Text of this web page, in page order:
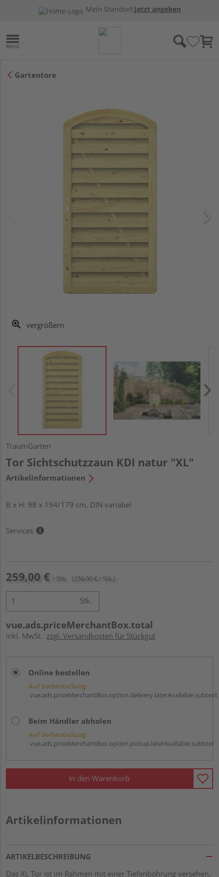
Mein Standort:Jetzt angeben
Gartentore
vergrößern
TraumGarten
Tor Sichtschutzzaun KDI natur "XL"
Artikelinformationen
B x H: 98 x 194/179 cm, DIN variabel
Services
259,00 € / Stk. (259,00 € / Stk.)
Stk.
vue.ads.priceMerchantBox.total
inkl. MwSt. zzgl. Versandkosten für Stückgut
Online bestellen
Auf Vorbestellung:
vue.ads.priceMerchantBox.option.delivery.laterAvailable.subtext
Beim Händler abholen
Auf Vorbestellung:
vue.ads.priceMerchantBox.option.pickup.laterAvailable.subtext
In den Warenkorb
Artikelinformationen
ARTIKELBESCHREIBUNG
Das XL Tor ist im Rahmen mit einer Tiefenbohrung versehen,